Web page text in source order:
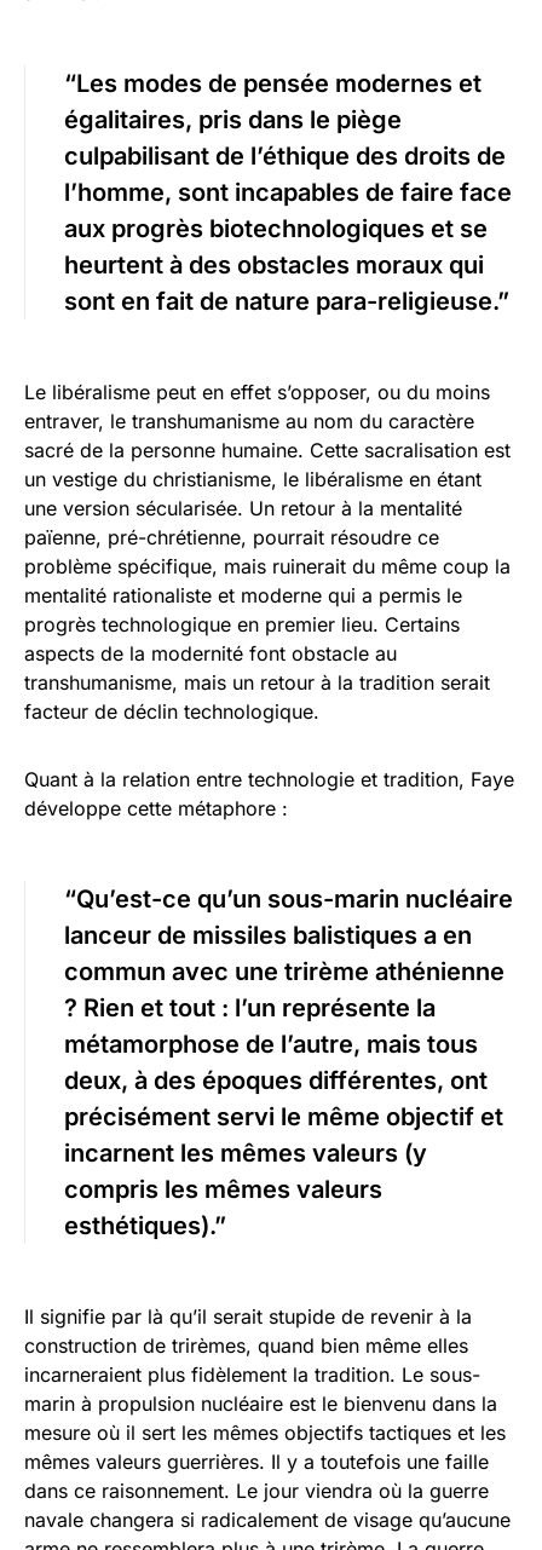
“Les modes de pensée modernes et
égalitaires, pris dans le piège
culpabilisant de l’éthique des droits de
l’homme, sont incapables de faire face
aux progrès biotechnologiques et se
heurtent à des obstacles moraux qui
sont en fait de nature para-religieuse.”
Le libéralisme peut en effet s’opposer, ou du moins
entraver, le transhumanisme au nom du caractère
sacré de la personne humaine. Cette sacralisation est
un vestige du christianisme, le libéralisme en étant
une version sécularisée. Un retour à la mentalité
païenne, pré-chrétienne, pourrait résoudre ce
problème spécifique, mais ruinerait du même coup la
mentalité rationaliste et moderne qui a permis le
progrès technologique en premier lieu. Certains
aspects de la modernité font obstacle au
transhumanisme, mais un retour à la tradition serait
facteur de déclin technologique.
Quant à la relation entre technologie et tradition, Faye
développe cette métaphore :
“Qu’est-ce qu’un sous-marin nucléaire
lanceur de missiles balistiques a en
commun avec une trirème athénienne
? Rien et tout : l’un représente la
métamorphose de l’autre, mais tous
deux, à des époques différentes, ont
précisément servi le même objectif et
incarnent les mêmes valeurs (y
compris les mêmes valeurs
esthétiques).”
Il signifie par là qu’il serait stupide de revenir à la
construction de trirèmes, quand bien même elles
incarneraient plus fidèlement la tradition. Le sous-
marin à propulsion nucléaire est le bienvenu dans la
mesure où il sert les mêmes objectifs tactiques et les
mêmes valeurs guerrières. Il y a toutefois une faille
dans ce raisonnement. Le jour viendra où la guerre
navale changera si radicalement de visage qu’aucune